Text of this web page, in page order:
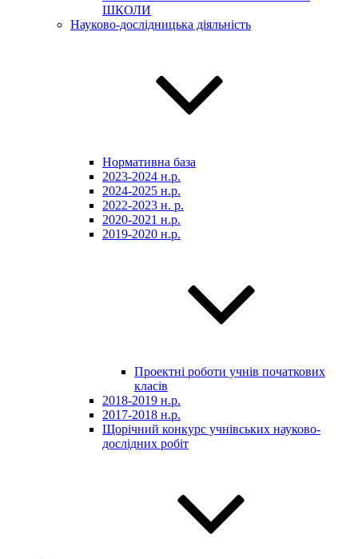
ШКОЛИ
Науково-дослідницька діяльність
Нормативна база
2023-2024 н.р.
2024-2025 н.р.
2022-2023 н. р.
2020-2021 н.р.
2019-2020 н.р.
Проектні роботи учнів початкових
класів
2018-2019 н.р.
2017-2018 н.р.
Щорічний конкурс учнівських науково-
дослідних робіт